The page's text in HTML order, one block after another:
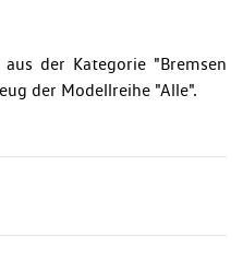
der Kategorie "Bremsen
der Modellreihe "Alle".